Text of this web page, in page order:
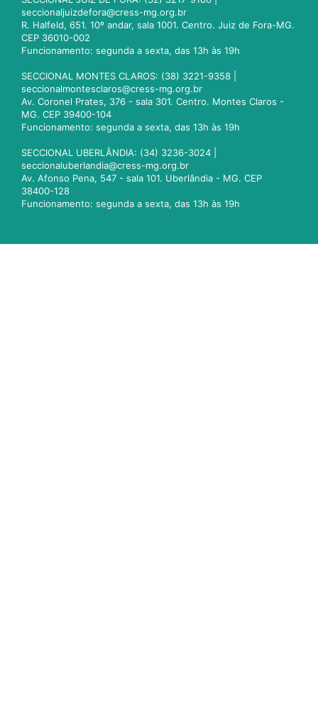
seccionaljuizdefora@cress-mg.org.br
R. Halfeld, 651. 10º andar, sala 1001. Centro. Juiz de Fora-MG.
CEP 36010-002
Funcionamento: segunda a sexta, das 13h às 19h
SECCIONAL MONTES CLAROS: (38) 3221-9358 |
seccionalmontesclaros@cress-mg.org.br
Av. Coronel Prates, 376 - sala 301. Centro. Montes Claros -
MG. CEP 39400-104
Funcionamento: segunda a sexta, das 13h às 19h
SECCIONAL UBERLÂNDIA: (34) 3236-3024 |
seccionaluberlandia@cress-mg.org.br
Av. Afonso Pena, 547 - sala 101. Uberlândia - MG. CEP
38400-128
Funcionamento: segunda a sexta, das 13h às 19h